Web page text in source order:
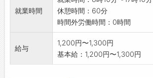
就業時間
休憩時間：60分
時間外労働時間：0時間
給与
1,200円〜1,300円
基本給：1,200円〜1,300円